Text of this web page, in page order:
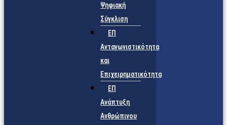
Ψηφιακή
Σύγκλιση
ΕΠ
Ανταγωνιστικότητα
και
Επιχειρηματικότητα
ΕΠ
Ανάπτυξη
Ανθρώπινου